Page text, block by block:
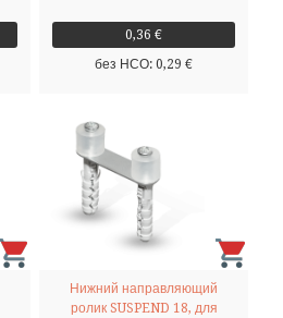
0,36 €
без НСО: 0,29 €
Нижний направляющий
ролик SUSPEND 18, для